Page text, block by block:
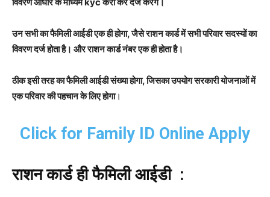
उन सभी का फैमिली आईडी एक ही होगा, जैसे राशन कार्ड में सभी परिवार सदस्यों का
विवरण दर्ज होता है। और राशन कार्ड नंबर एक ही होता है।
ठीक इसी तरह का फैमिली आईडी संख्या होगा, जिसका उपयोग सरकारी योजनाओं में
एक परिवार की पहचान के लिए होगा।
Click for Family ID Online Apply
राशन कार्ड ही फैमिली आईडी :